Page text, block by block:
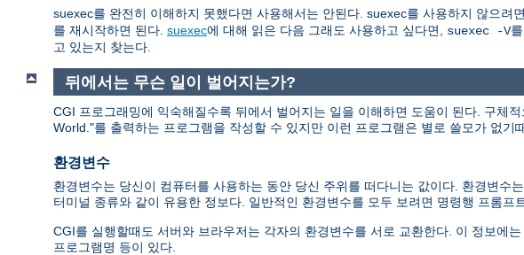
suexec를 완전히 이해하지 못했다면 사용해서는 안된다. suexec를 사용하지 않으려면
를 재시작하면 된다. suexec에 대해 읽은 다음 그래도 사용하고 싶다면, suexec -V
고 있는지 찾는다.
뒤에서는 무슨 일이 벌어지는가?
CGI 프로그래밍에 익숙해질수록 뒤에서 벌어지는 일을 이해하면 도움이 된다. 구체
World."를 출력하는 프로그램을 작성할 수 있지만 이런 프로그램은 별로 쓸모가 없기
환경변수
환경변수는 당신이 컴퓨터를 사용하는 동안 당신 주위를 떠다니는 값이다. 환경변
터미널 종류와 같이 유용한 정보다. 일반적인 환경변수를 모두 보려면 명령행 프롬프
CGI를 실행할때도 서버와 브라우저는 각자의 환경변수를 서로 교환한다. 이 정보에
프로그램명 등이 있다.